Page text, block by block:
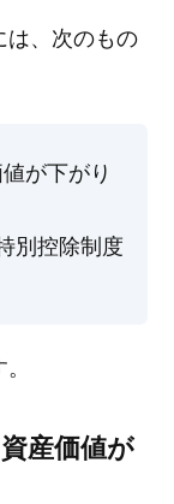
、次のもの
が下がり
別控除制度
産価値が